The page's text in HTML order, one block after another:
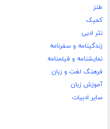
طنز
کمیک
نثر ادبی
زندگینامه و سفرنامه
نمایشنامه و فیلمنامه
فرهنگ لغت و زبان
آموزش زبان
سایر ادبیات